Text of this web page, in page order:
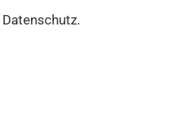
Datenschutz.